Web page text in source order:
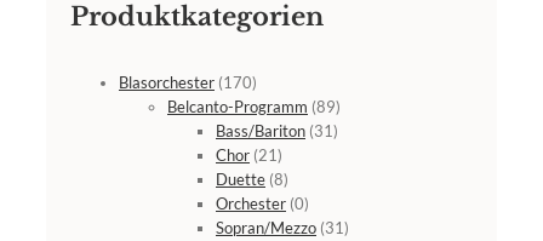
Produktkategorien
Blasorchester (170)
Belcanto-Programm (89)
Bass/Bariton (31)
Chor (21)
Duette (8)
Orchester (0)
Sopran/Mezzo (31)